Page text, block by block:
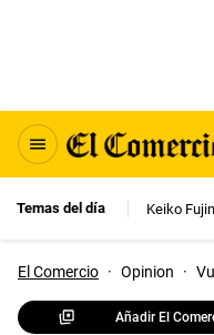
Temas del día Keiko
El Comercio · Opinion ·
Añadir El